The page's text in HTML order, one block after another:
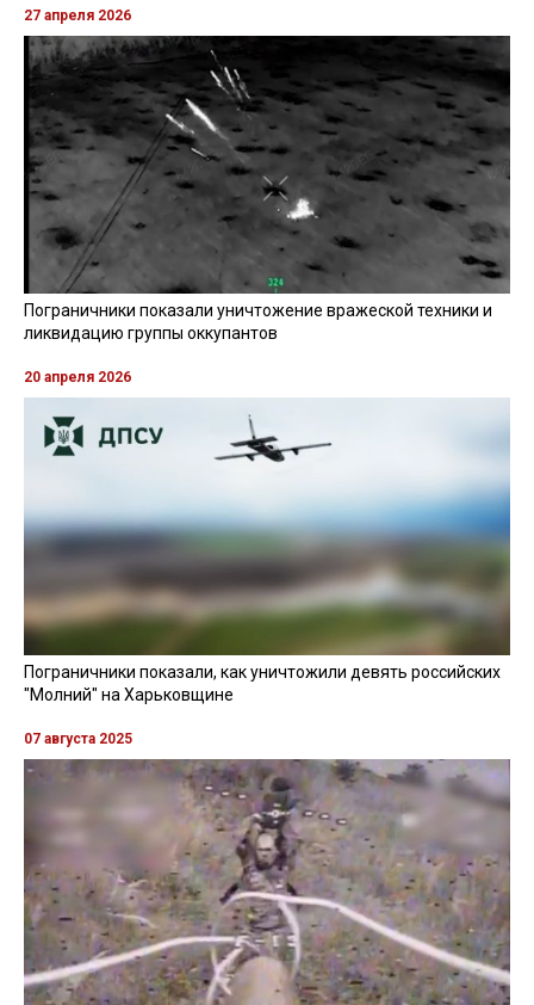
27 апреля 2026
Пограничники показали уничтожение вражеской техники и
ликвидацию группы оккупантов
20 апреля 2026
Пограничники показали, как уничтожили девять российских
"Молний" на Харьковщине
07 августа 2025